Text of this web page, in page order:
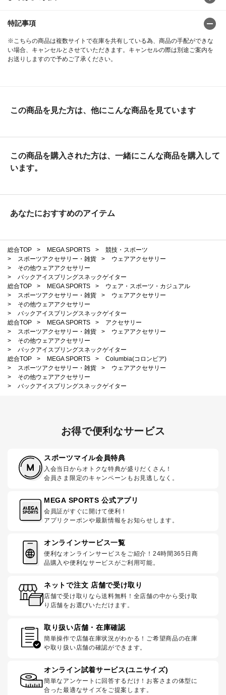
特記事項
※こちらの商品は複数サイトで在庫を共有している為、商品の手配ができな
い場合、キャンセルとさせていただきます。キャンセルの際は別途ご案内を
お送りしますので予めご了承ください。
この商品を見た方は、他にこんな商品を見ています
この商品を購入された方は、一緒にこんな商品を購入して
います。
あなたにおすすめのアイテム
総合TOP > MEGA SPORTS >
競技・スポーツ
>
スポーツアクセサリー・雑貨 >
ウェアアクセサリー
>
その他ウェアアクセサリー
>
バックアイスプリングスネックゲイター
総合TOP
> MEGA SPORTS >
ウェア・スポーツ・カジュアル
>
スポーツアクセサリー・雑貨 >
ウェアアクセサリー
>
その他ウェアアクセサリー
>
バックアイスプリングスネックゲイター
総合TOP
> MEGA SPORTS >
アクセサリー
>
スポーツアクセサリー・雑貨 >
ウェアアクセサリー
>
その他ウェアアクセサリー
>
バックアイスプリングスネックゲイター
総合TOP
> MEGA SPORTS >
Columbia(コロンビア)
>
スポーツアクセサリー・雑貨 >
ウェアアクセサリー
>
その他ウェアアクセサリー
>
バックアイスプリングスネックゲイター
お得で便利なサービス
スポーツマイル会員特典
入会当日からオトクな特典が盛りだくさん！
会員さま限定のキャンペーンもお見逃しなく。
MEGA SPORTS 公式アプリ
会員証がすぐに開けて便利！
アプリクーポンや最新情報をお知らせします。
オンラインサービス一覧
便利なオンラインサービスをご紹介！24時間365日商
品購入や便利なサービスがご利用可能。
ネットで注文 店舗で受け取り
店舗で受け取りなら送料無料！全店舗の中から受け取
り店舗をお選びいただけます。
取り扱い店舗・在庫確認
簡単操作で店舗在庫状況がわかる！ご希望商品の在庫
や取り扱い店舗の確認ができます。
オンライン試着サービス(ユニサイズ)
簡単なアンケートに回答するだけ！お客さまの体型に
合った最適なサイズをご提案します。